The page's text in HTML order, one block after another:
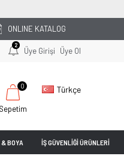
ONLINE KATALOG
2
Üye Girişi Üye Ol
Türkçe
Sepetim
0
BOYA İŞ GÜVENLİĞİ ÜRÜNLERİ